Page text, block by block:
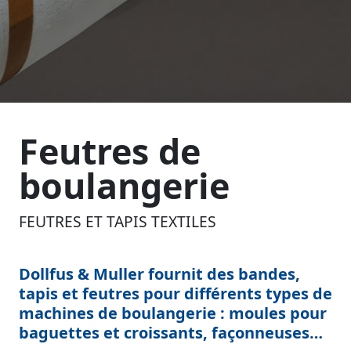
Feutres de
boulangerie
FEUTRES ET TAPIS TEXTILES
Dollfus & Muller fournit des bandes,
tapis et feutres pour différents types de
machines de boulangerie : moules pour
baguettes et croissants, façonneuses…